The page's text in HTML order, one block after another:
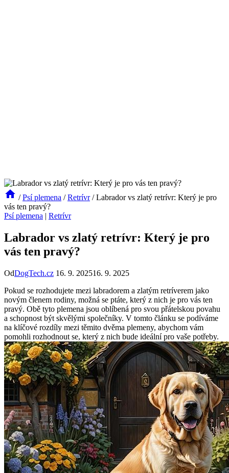
/ Psí plemena / Retrívr / Labrador vs zlatý retrívr: Který je pro
vás ten pravý?
Psí plemena | Retrívr
Labrador vs zlatý retrívr: Který je pro
vás ten pravý?
OdDogTech.cz 16. 9. 202516. 9. 2025
Pokud se ⁣rozhodujete mezi labradorem a zlatým retríverem ‍jako
⁢novým‌ členem rodiny, možná se ptáte, ‌který z nich⁢ je‍ pro vás ten
pravý. ‌Obě tyto plemena ‍jsou oblíbená pro ‍svou ⁤přátelskou‍ povahu
a schopnost⁣ být skvělými společníky. V tomto článku se podíváme‌
na klíčové rozdíly mezi ‍těmito dvěma plemeny, ⁤abychom vám
pomohli​ rozhodnout se, který z ​nich bude⁢ ideální pro ⁣vaše‍ potřeby.